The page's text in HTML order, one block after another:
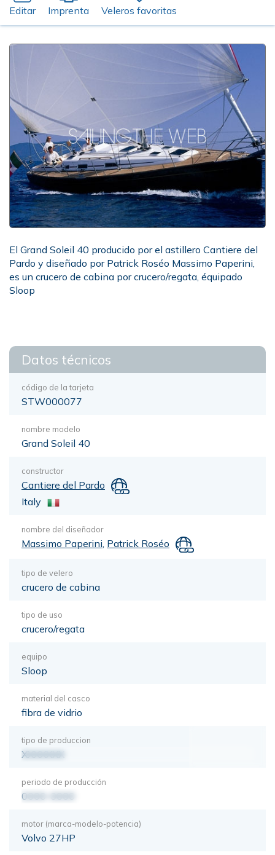
Editar Imprenta Veleros favoritas
El Grand Soleil 40 producido por el astillero Cantiere del
Pardo y diseñado por Patrick Roséo Massimo Paperini,
es un crucero de cabina por crucero/regata, équipado
Sloop
Datos técnicos
código de la tarjeta
STW000077
nombre modelo
Grand Soleil 40
constructor
Cantiere del Pardo
Italy
nombre del diseñador
Massimo Paperini Patrick Roséo
tipo de velero
crucero de cabina
tipo de uso
crucero/regata
equipo
Sloop
material del casco
fibra de vidrio
tipo de produccion
XXXXXXX
periodo de producción
0000-0000
motor (marca-modelo-potencia)
Volvo 27HP